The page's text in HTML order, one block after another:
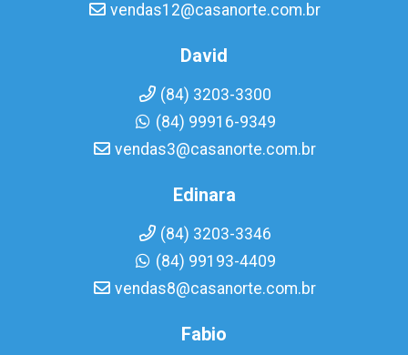
vendas12@casanorte.com.br
David
(84) 3203-3300
(84) 99916-9349
vendas3@casanorte.com.br
Edinara
(84) 3203-3346
(84) 99193-4409
vendas8@casanorte.com.br
Fabio